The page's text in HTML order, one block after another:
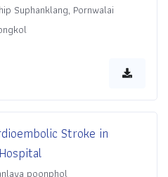
Suphanklang, Pornwalai
Stroke in
poonphol